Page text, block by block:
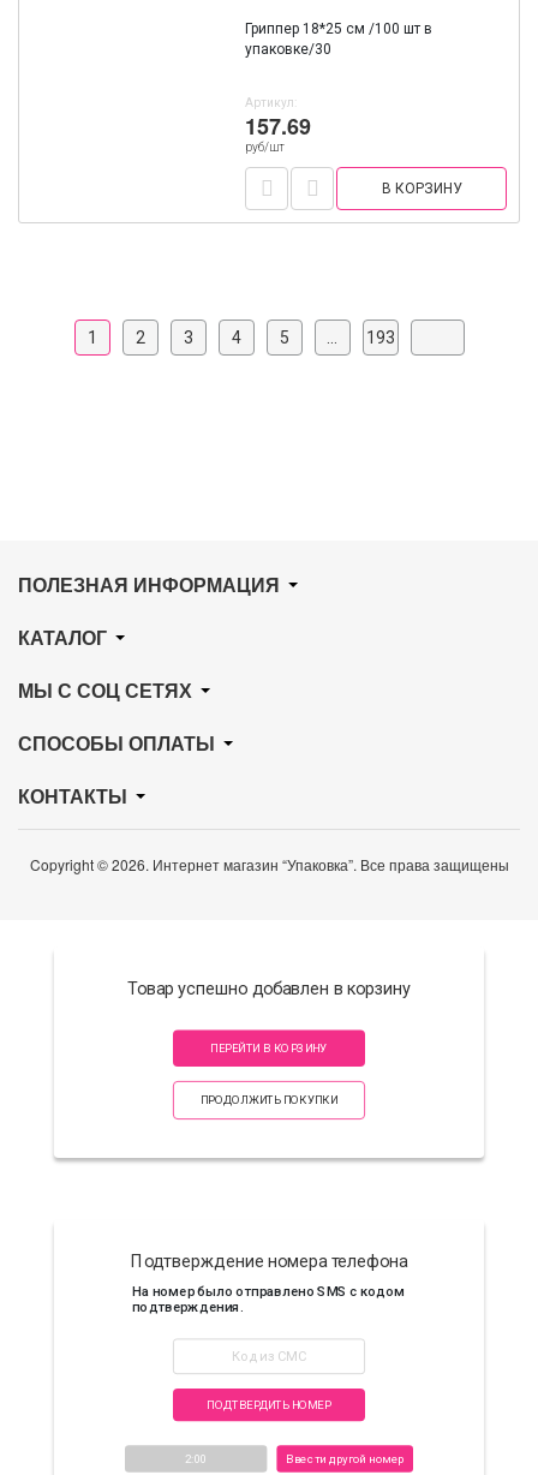
Гриппер 18*25 см /100 шт в
упаковке/30
Артикул:
157.69
руб/шт
В КОРЗИНУ
1 2 3 4 5 193
ПОЛЕЗНАЯ ИНФОРМАЦИЯ
КАТАЛОГ
МЫ С СОЦ СЕТЯХ
СПОСОБЫ ОПЛАТЫ
КОНТАКТЫ
Copyright © 2026. Интернет магазин “Упаковка”. Все права защищены
Товар успешно добавлен в корзину
ПЕРЕЙТИ В КОРЗИНУ
ПРОДОЛЖИТЬ ПОКУПКИ
Подтверждение номера телефона
На номербыло отправлено SMS с кодом
подтверждения.
ПОДТВЕРДИТЬ НОМЕР
2:00 Ввести другой номер